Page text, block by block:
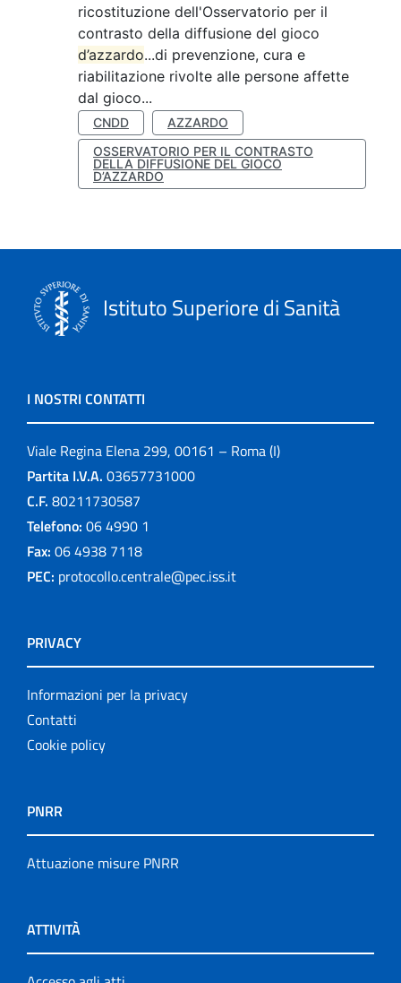
ricostituzione dell'Osservatorio per il
contrasto della diffusione del gioco
d’azzardo...di prevenzione, cura e
riabilitazione rivolte alle persone affette
dal gioco...
CNDD
AZZARDO
OSSERVATORIO PER IL CONTRASTO
DELLA DIFFUSIONE DEL GIOCO
D’AZZARDO
Istituto Superiore di Sanità
I NOSTRI CONTATTI
Viale Regina Elena 299, 00161 – Roma (I)
Partita I.V.A. 03657731000
C.F. 80211730587
Telefono: 06 4990 1
Fax: 06 4938 7118
PEC: protocollo.centrale@pec.iss.it
PRIVACY
Informazioni per la privacy
Contatti
Cookie policy
PNRR
Attuazione misure PNRR
ATTIVITÀ